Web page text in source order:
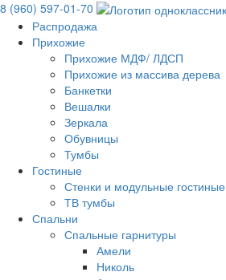
8 (960) 597-01-70
Распродажа
Прихожие
Прихожие МДФ/ ЛДСП
Прихожие из массива дерева
Банкетки
Вешалки
Зеркала
Обувницы
Тумбы
Гостиные
Стенки и модульные гостиные
ТВ тумбы
Спальни
Спальные гарнитуры
Амели
Николь